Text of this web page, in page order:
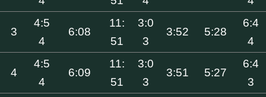
3
4:5
4
6:08
11:
51
3:0
3
3:52 5:28
6:4
4
4
4:5
4
6:09
11:
51
3:0
3
3:51 5:27
6:4
3